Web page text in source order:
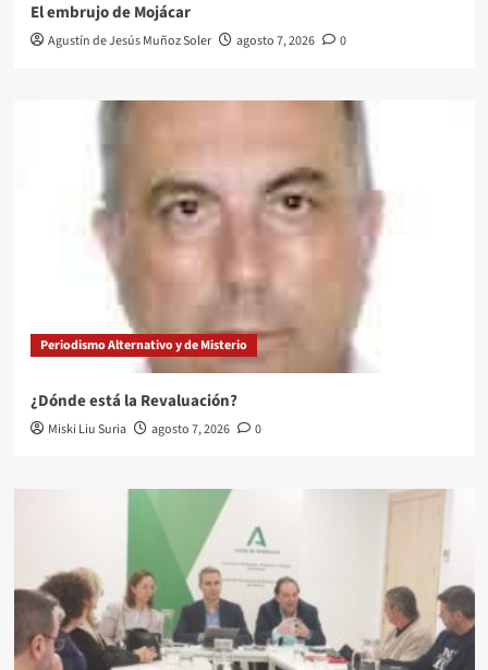
El embrujo de Mojácar
Agustín de Jesús Muñoz Soler agosto 7, 2026 0
Periodismo Alternativo y de Misterio
¿Dónde está la Revaluación?
Miski Liu Suria agosto 7, 2026 0